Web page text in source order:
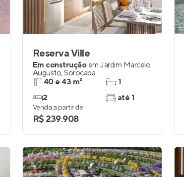
Reserva Ville
Em construção em Jardim Marcelo
Augusto,Sorocaba
40 e 43 m²
2
1
até 1
Venda a partir de
R$ 239.908